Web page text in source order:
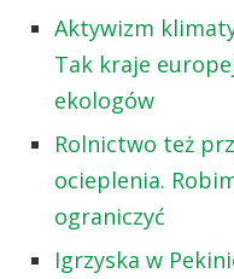
Aktywizm
Tak kraje
ekologów
Rolnictwo też
ocieplenia.
ograniczyć
Igrzyska w